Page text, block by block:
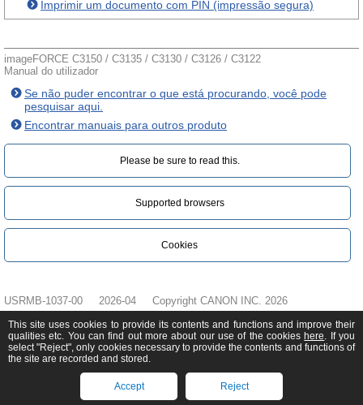
Imprimir um documento com PIN (impressão segura)
imageFORCE C3150 / C3135 / C3130 / C3126 / C3122
Manual do utilizador
Se não puder encontrar o que está procurando, você pode
pesquisar aqui.
Encontrar manuais para outros produto
Please be sure to read this.‎
Supported browsers
Cookies
USRMB-1037-00 2026-04 Copyright CANON INC. 2026
This site uses cookies to provide its contents and functions and improve their
qualities etc. You can find out more about our use of the cookies here. If you
select "Reject", only cookies necessary to provide the contents and functions of
the site are recorded and stored.
Accept Reject